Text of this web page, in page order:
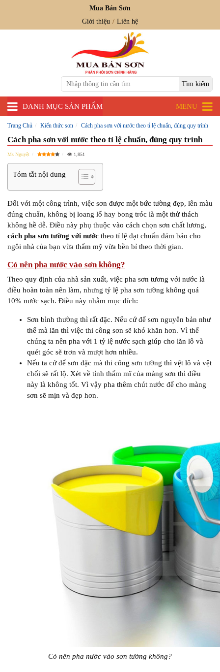
Mua Bán Sơn
Giới thiệu
Liên hệ
DANH MỤC SẢN PHẨM MENU
Trang Chủ Kiến thức sơn Cách pha sơn với nước theo tỉ lệ chuẩn, đúng quy trình
Cách pha sơn với nước theo tỉ lệ chuẩn, đúng quy trình
Ms Nguyệt 1,851
Tóm tắt nội dung
Đối với một công trình, việc sơn được một bức tường đẹp, lên màu
đúng chuẩn, không bị loang lổ hay bong tróc là một thử thách
không hề dễ. Điều này phụ thuộc vào cách chọn sơn chất lương,
cách pha sơn tường với nước theo tỉ lệ đạt chuẩn đảm bảo cho
ngôi nhà của bạn vừa thẩm mỹ vừa bền bỉ theo thời gian.
Có nên pha nước vào sơn không?
Theo quy định của nhà sản xuất, việc pha sơn tương với nước là
điều hoàn toàn nên làm, nhưng tỷ lệ pha sơn tường không quá
10% nước sạch. Điều này nhằm mục đích:
Sơn bình thường thì rất đặc. Nếu cứ để sơn nguyên bản như
thế mà lăn thì việc thi công sơn sẽ khó khăn hơn. Vì thế
chúng ta nên pha với 1 tỷ lệ nước sạch giúp cho lăn lô và
quét góc sẽ trơn và mượt hơn nhiều.
Nếu ta cứ để sơn đặc mà thi công sơn tường thì vệt lô và vệt
chổi sẽ rất lộ. Xét về tính thẩm mĩ của màng sơn thì điều
này là không tốt. Vì vậy pha thêm chút nước để cho màng
sơn sẽ mịn và đẹp hơn.
Có nên pha nước vào sơn tường không?